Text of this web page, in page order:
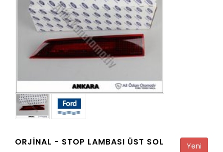
ORJİNAL - STOP LAMBASI ÜST SOL Yeni